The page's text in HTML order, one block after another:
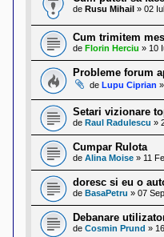
de Rusu Mihail » 02
Cum trimitem
de Florin Herciu » 10
Probleme forum
de Lupu Ciprian »
Setari vizionare
de Raul Radulescu »
Cumpar Rulota
de Alina Moise » 11
doresc si eu o
de BasaPetru » 07
Debanare
de Cosmin Prund »